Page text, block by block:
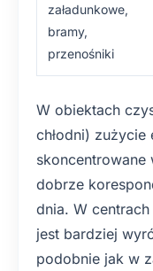
załadunkowe,
bramy,
przenośniki
W obiektach
chłodni)
dobrze
dnia. W
jest bardziej
podobnie jak w